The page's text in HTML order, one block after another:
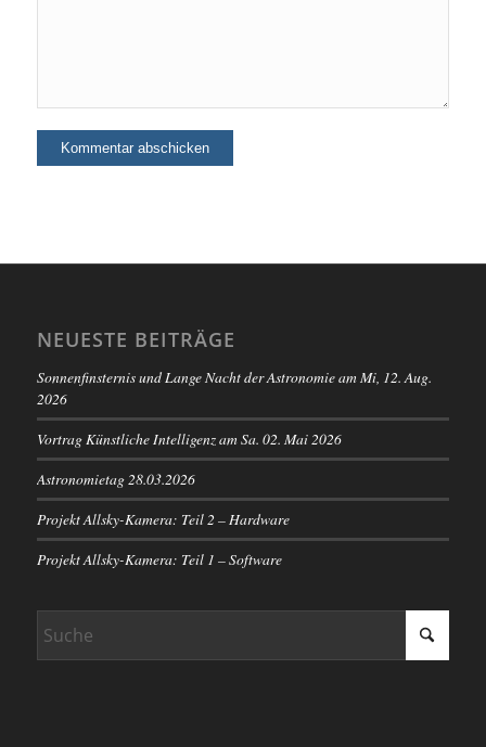
NEUESTE BEITRÄGE
Sonnenfinsternis und Lange Nacht der Astronomie am Mi, 12. Aug.
2026
Vortrag Künstliche Intelligenz am Sa. 02. Mai 2026
Astronomietag 28.03.2026
Projekt Allsky-Kamera: Teil 2 – Hardware
Projekt Allsky-Kamera: Teil 1 – Software